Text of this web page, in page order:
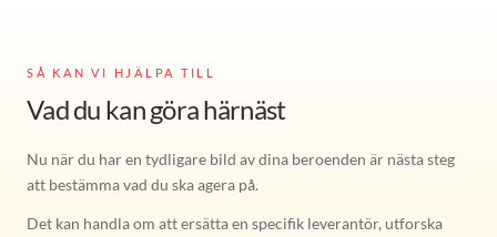
SÅ KAN VI HJÄLPA TILL
Vad du kan göra härnäst
Nu när du har en tydligare bild av dina beroenden är nästa steg
att bestämma vad du ska agera på.
Det kan handla om att ersätta en specifik leverantör, utforska